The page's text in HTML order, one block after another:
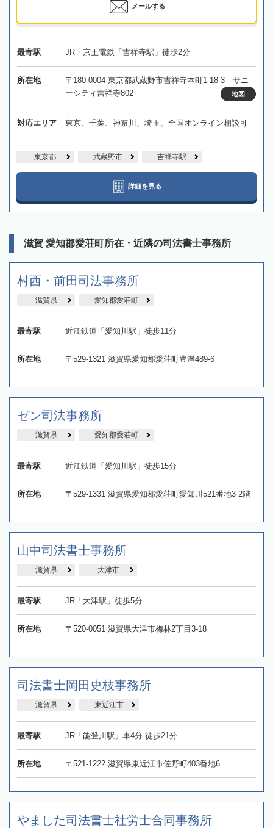
メールする
最寄駅 JR・京王電鉄「吉祥寺駅」徒歩2分
所在地
〒180-0004 東京都武蔵野市吉祥寺本町1-18-3 サニ
ーシティ吉祥寺802
地図
対応エリア 東京、千葉、神奈川、埼玉、全国オンライン相談可
東京都 武蔵野市 吉祥寺駅
詳細を見る
滋賀 愛知郡愛荘町所在・近隣の司法書士事務所
村西・前田司法事務所
滋賀県 愛知郡愛荘町
最寄駅 近江鉄道「愛知川駅」徒歩11分
所在地 〒529-1321 滋賀県愛知郡愛荘町豊満489-6
ゼン司法事務所
滋賀県 愛知郡愛荘町
最寄駅 近江鉄道「愛知川駅」徒歩15分
所在地 〒529-1331 滋賀県愛知郡愛荘町愛知川521番地3 2階
​山中司法書士事務所
滋賀県 大津市
最寄駅 JR「大津駅」徒歩5分
所在地 〒520-0051 滋賀県大津市梅林2丁目3-18
司法書士岡田史枝事務所
滋賀県 東近江市
最寄駅 JR「能登川駅」車4分 徒歩21分
所在地 〒521-1222 滋賀県東近江市佐野町403番地6
やました司法書士社労士合同事務所